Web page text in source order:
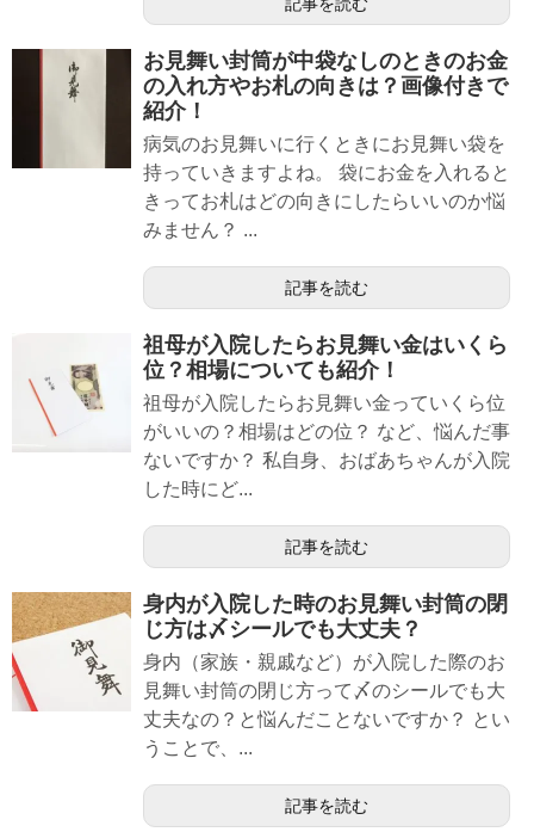
記事を読む
お見舞い封筒が中袋なしのときのお金
の入れ方やお札の向きは？画像付きで
紹介！
病気のお見舞いに行くときにお見舞い袋を
持っていきますよね。 袋にお金を入れると
きってお札はどの向きにしたらいいのか悩
みません？ ...
記事を読む
祖母が入院したらお見舞い金はいくら
位？相場についても紹介！
祖母が入院したらお見舞い金っていくら位
がいいの？相場はどの位？ など、悩んだ事
ないですか？ 私自身、おばあちゃんが入院
した時にど...
記事を読む
身内が入院した時のお見舞い封筒の閉
じ方は〆シールでも大丈夫？
身内（家族・親戚など）が入院した際のお
見舞い封筒の閉じ方って〆のシールでも大
丈夫なの？と悩んだことないですか？ とい
うことで、...
記事を読む